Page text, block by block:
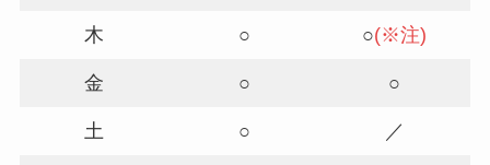
木 ○ ○(※注)
金 ○ ○
土 ○ ／